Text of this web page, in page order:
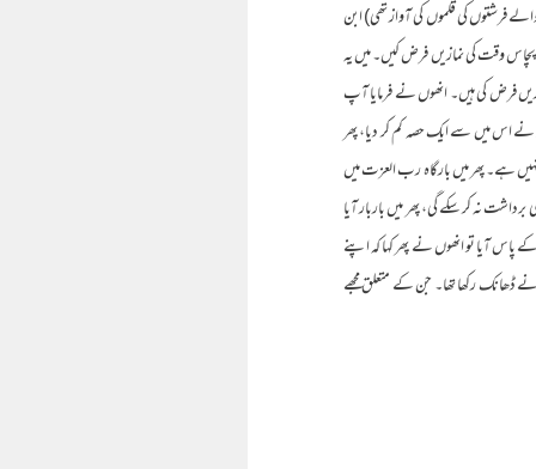
فرشتوں کی قلموں کی آواز تھی) ابن
پچاس وقت کی نمازیں فرض کیں۔ میں یہ
فرض کی ہیں۔ انھوں نے فرمایا آپ
نے اس میں سے ایک حصہ کم کر دیا، پھر
ہے۔ پھر میں بارگاہ رب العزت میں
نہ کر سکے گی، پھر میں باربار آیا
پاس آیا تو انھوں نے پھر کہا کہ اپنے
رکھا تھا۔ جن کے متعلق مجھے